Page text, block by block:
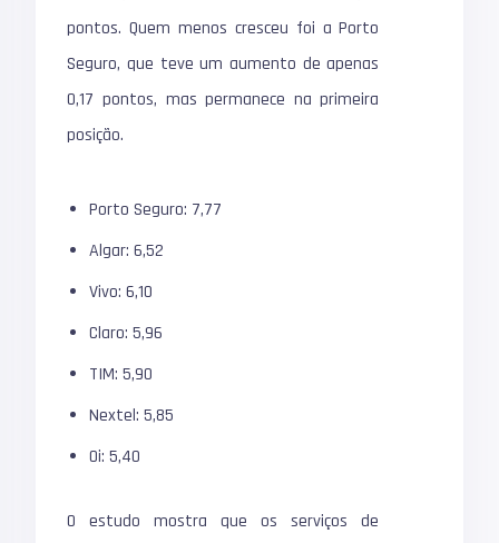
pontos. Quem menos cresceu foi a Porto
Seguro, que teve um aumento de apenas
0,17 pontos, mas permanece na primeira
posição.
Porto Seguro: 7,77
Algar: 6,52
Vivo: 6,10
Claro: 5,96
TIM: 5,90
Nextel: 5,85
Oi: 5,40
O estudo mostra que os serviços de